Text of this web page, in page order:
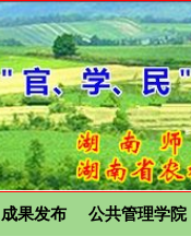
成果发布 公共管理学院